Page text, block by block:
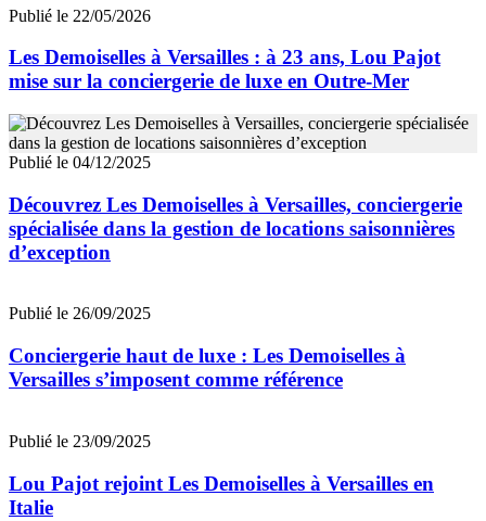
Publié le 22/05/2026
Les Demoiselles à Versailles : à 23 ans, Lou Pajot
mise sur la conciergerie de luxe en Outre-Mer
Publié le 04/12/2025
Découvrez Les Demoiselles à Versailles, conciergerie
spécialisée dans la gestion de locations saisonnières
d’exception
Publié le 26/09/2025
Conciergerie haut de luxe : Les Demoiselles à
Versailles s’imposent comme référence
Publié le 23/09/2025
Lou Pajot rejoint Les Demoiselles à Versailles en
Italie